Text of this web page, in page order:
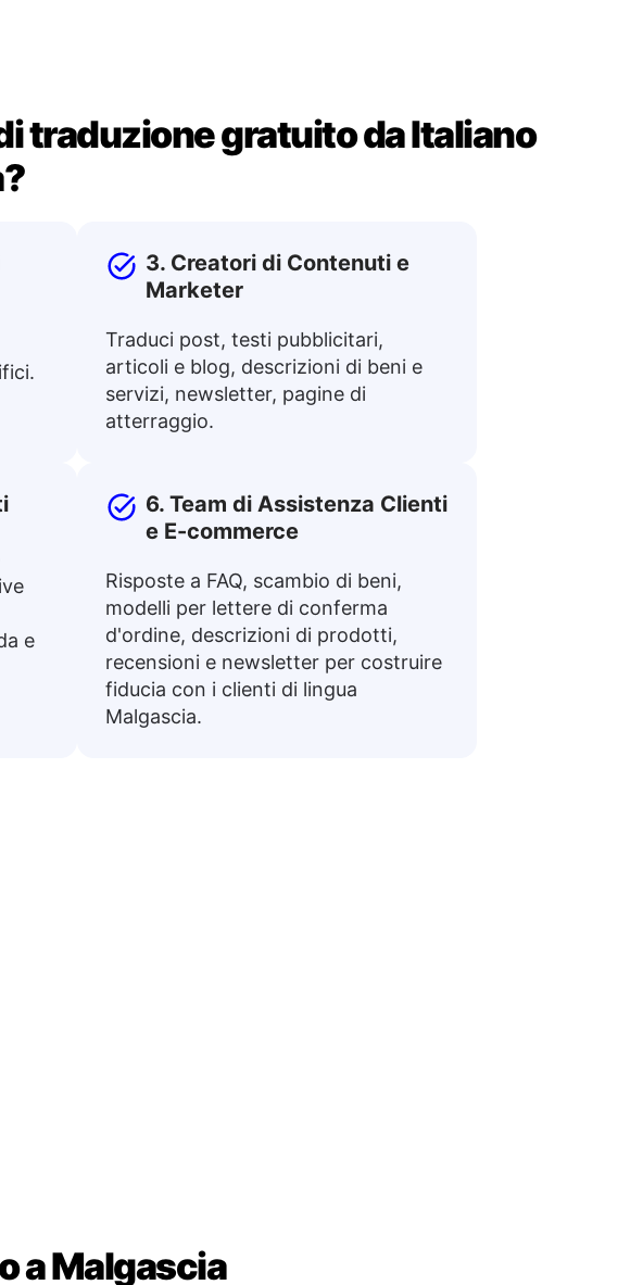
traduzione gratuito da Italiano
3. Creatori di Contenuti e
Marketer
Traduci post, testi pubblicitari,
articoli e blog, descrizioni di beni e
servizi, newsletter, pagine di
atterraggio.
e
6. Team di Assistenza Clienti
e E-commerce
Risposte a FAQ, scambio di beni,
modelli per lettere di conferma
d'ordine, descrizioni di prodotti,
recensioni e newsletter per costruire
fiducia con i clienti di lingua
Malgascia.